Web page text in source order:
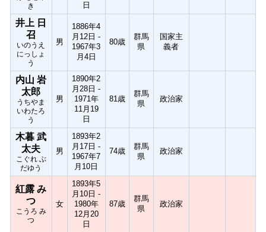
き
日
井上 日
召
いのうえ
にっしょ
う
男
1886年4
月12日 -
1967年3
月4日
80歳
群馬
県
国家主
義者
内山 岩
太郎
うちやま
いわたろ
う
男
1890年2
月28日 -
1971年
11月19
日
81歳
群馬
県
政治家
木暮 武
太夫
こぐれ ぶ
だゆう
男
1893年2
月17日 -
1967年7
月10日
74歳
群馬
県
政治家
紅露 み
つ
こうろ み
つ
女
1893年5
月10日 -
1980年
12月20
日
87歳
群馬
県
政治家